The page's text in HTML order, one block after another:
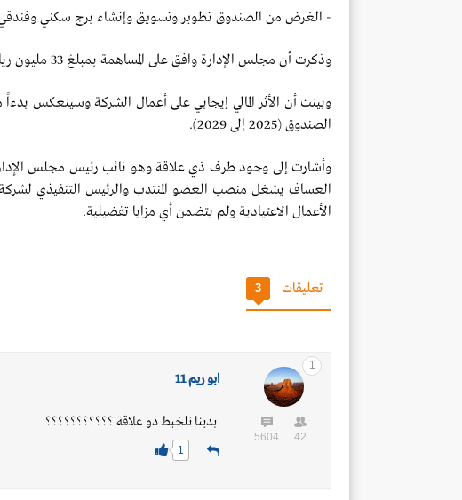
- الغرض من الصندوق تطوير وتسويق وإنشاء برج سكني
وذكرت أن مجلس الإدارة وافق على المساهمة بمبلغ 33 مليون ريال في تأسيس الصندوق من مصادر الشركة الذاتية.
وبينت أن الأثر المالي إيجابي على أعمال الشركة وسينعكس
الصندوق (2025 إلى 2029).
وأشارت إلى وجود طرف ذي علاقة وهو نائب رئيس مجلس
العساف يشغل منصب العضو المنتدب والرئيس التنفيذي
الأعمال الاعتيادية ولم يتضمن أي مزايا تفضيلية.
تعليقات 3
1
42
5604
ابو ريم 11
بدينا نلخبط ذو علاقة ؟؟؟؟؟؟؟؟؟؟؟
1